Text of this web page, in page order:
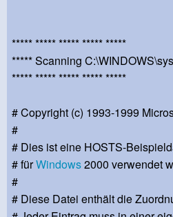
***** ***** ***** ***** *****
***** Scanning
***** ***** ***** ***** *****
# Copyright (c) 1993-1999
#
# Dies ist eine HOSTS-
# fürWindows2000 verwendet
#
# Diese Datei enthält die